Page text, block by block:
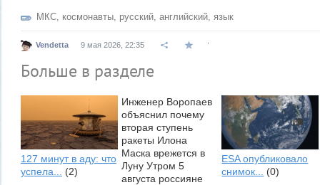
МКС, космонавты, русский, английский, язык
Vendetta 9 мая 2026, 22:35
Больше в разделе
127 минут в аду: что
успела... (2)
Инженер Воропаев
объяснил почему
вторая ступень
ракеты Илона
Маска врежется в
Луну Утром 5
августа россияне
ESA опубликовало
снимок... (0)